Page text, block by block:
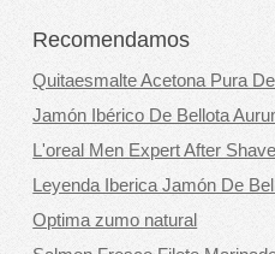
Recomendamos
Quitaesmalte Acetona Pura
Jamón Ibérico De Bellota
L'oreal Men Expert After
Leyenda Iberica Jamón De
Optima zumo natural